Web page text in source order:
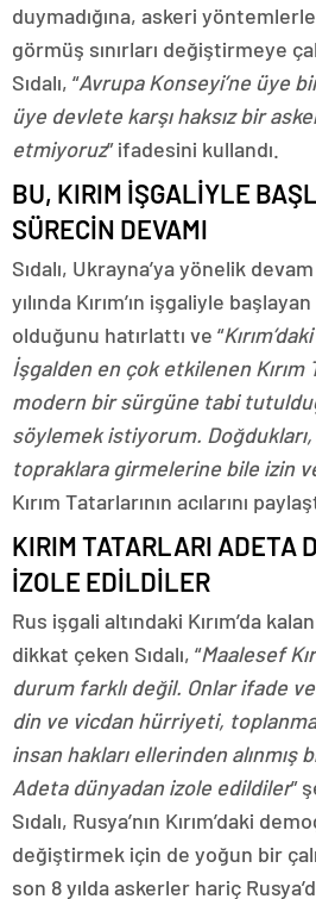
duymadığına, askeri
görmüş sınırları değiştirmeye
Sıdalı, “Avrupa Konseyi’ne üye
üye devlete karşı haksız bir
etmiyoruz” ifadesini kullandı.
BU, KIRIM İŞGALİYLE
SÜRECİN DEVAMI
Sıdalı, Ukrayna’ya yönelik
yılında Kırım’ın işgaliyle
olduğunu hatırlattı ve “
İşgalden en çok etkilenen Kırım
modern bir sürgüne tabi
söylemek istiyorum.
topraklara girmelerine bile izin
Kırım Tatarlarının acılarını
KIRIM TATARLARI ADETA
İZOLE EDİLDİLER
Rus işgali altındaki Kırım’da
dikkat çeken Sıdalı, “Maalesef
durum farklı değil. Onlar ifade
din ve vicdan hürriyeti,
insan hakları ellerinden alınmış
Adeta dünyadan izole edildiler”
Sıdalı, Rusya’nın Kırım’daki
değiştirmek için de yoğun bir
son 8 yılda askerler hariç